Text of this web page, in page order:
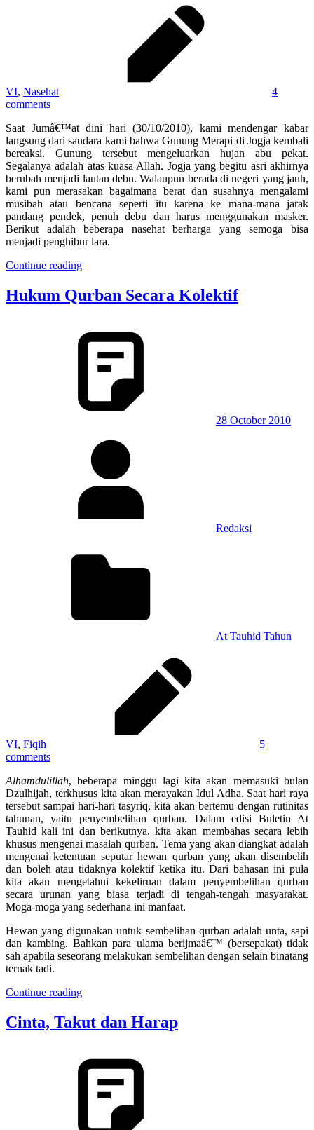
VI, Nasehat
4
comments
Saat Jumâ€™at dini hari (30/10/2010), kami mendengar kabar
langsung dari saudara kami bahwa Gunung Merapi di Jogja kembali
bereaksi. Gunung tersebut mengeluarkan hujan abu pekat.
Segalanya adalah atas kuasa Allah. Jogja yang begitu asri akhirnya
berubah menjadi lautan debu. Walaupun berada di negeri yang jauh,
kami pun merasakan bagaimana berat dan susahnya mengalami
musibah atau bencana seperti itu karena ke mana-mana jarak
pandang pendek, penuh debu dan harus menggunakan masker.
Berikut adalah beberapa nasehat berharga yang semoga bisa
menjadi penghibur lara.
Continue reading
Hukum Qurban Secara Kolektif
28 October 2010
Redaksi
At Tauhid Tahun
VI, Fiqih
5
comments
Alhamdulillah, beberapa minggu lagi kita akan memasuki bulan
Dzulhijah, terkhusus kita akan merayakan Idul Adha. Saat hari raya
tersebut sampai hari-hari tasyriq, kita akan bertemu dengan rutinitas
tahunan, yaitu penyembelihan qurban. Dalam edisi Buletin At
Tauhid kali ini dan berikutnya, kita akan membahas secara lebih
khusus mengenai masalah qurban. Tema yang akan diangkat adalah
mengenai ketentuan seputar hewan qurban yang akan disembelih
dan boleh atau tidaknya kolektif ketika itu. Dari bahasan ini pula
kita akan mengetahui kekeliruan dalam penyembelihan qurban
secara urunan yang biasa terjadi di tengah-tengah masyarakat.
Moga-moga yang sederhana ini manfaat.
Hewan yang digunakan untuk sembelihan qurban adalah unta, sapi
dan kambing. Bahkan para ulama berijmaâ€™ (bersepakat) tidak
sah apabila seseorang melakukan sembelihan dengan selain binatang
ternak tadi.
Continue reading
Cinta, Takut dan Harap